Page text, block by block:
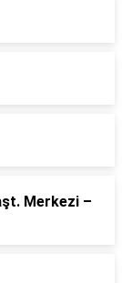
Merkezi –